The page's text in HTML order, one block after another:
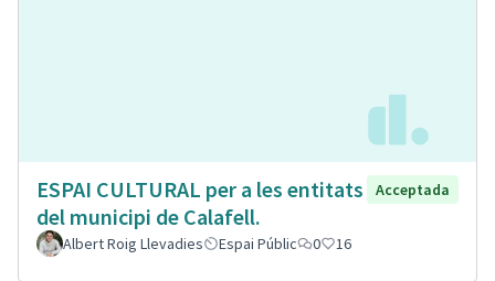
ESPAI CULTURAL per a les entitats
del municipi de Calafell.
Acceptada
Albert Roig Llevadies Espai Públic 0 16